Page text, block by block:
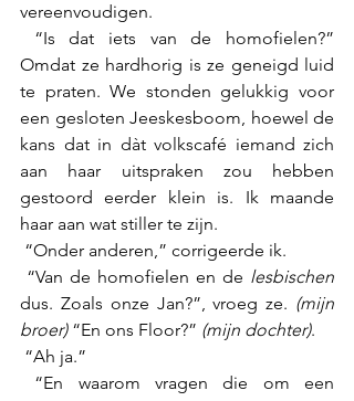
vereenvoudigen.
Omdat ze hardhorig is ze geneigd luid
te praten. We stonden gelukkig voor
een gesloten Jeeskesboom, hoewel de
kans dat in dàt volkscafé iemand zich
aan haar uitspraken zou hebben
gestoord eerder klein is. Ik maande
haar aan wat stiller te zijn.
“Onder anderen,” corrigeerde ik.
“Van de homofielen en de lesbischen
dus. Zoals onze Jan?”, vroeg ze. (mijn
broer) “En ons Floor?” (mijn dochter).
“Ah ja.”